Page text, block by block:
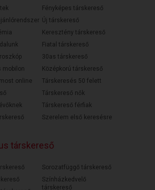
mobilon
online
Fényképes társkereső
Új társkereső
Keresztény társkereső
Fiatal társkereső
30as társkereső
Középkorú társkereső
Társkeresés 50 felett
Társkereső nők
Társkereső férfiak
Szerelem első keresésre
társkereső
Sorozatfüggő társkereső
Színházkedvelő
társkereső